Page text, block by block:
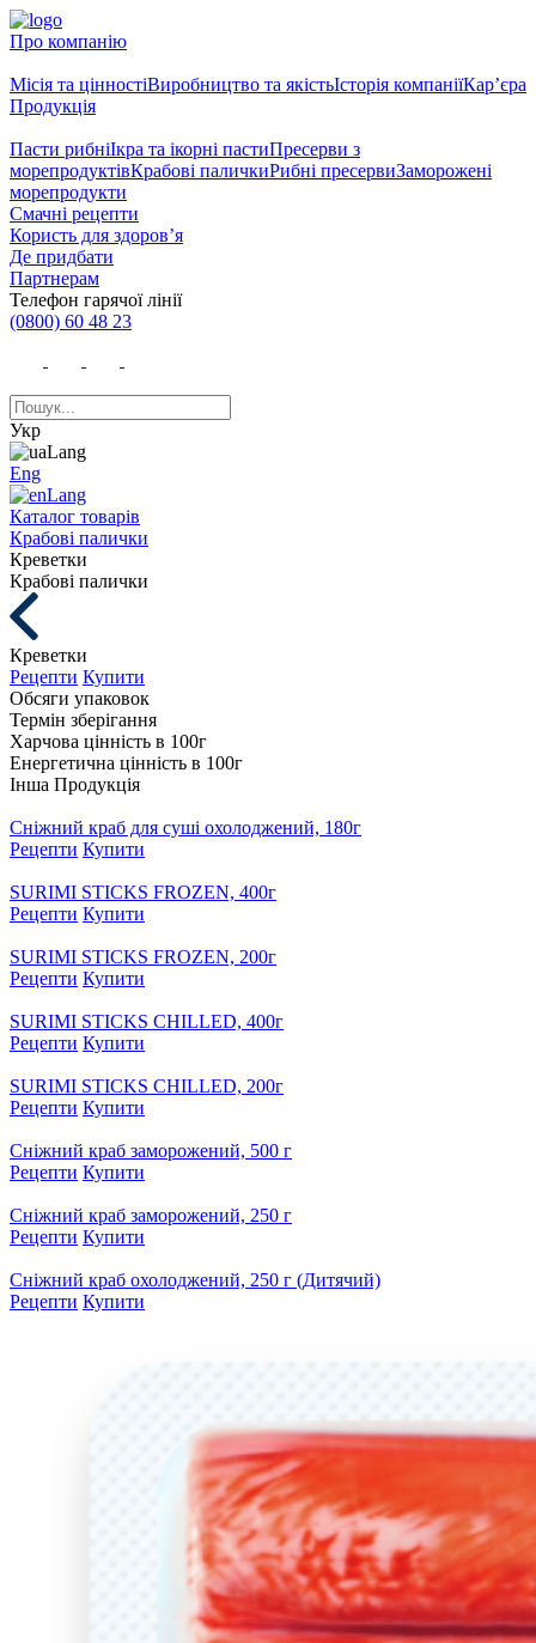
Про компанію
Місія та цінностіВиробництво та якістьІсторія компаніїКар’єра
Продукція
Пасти рибніІкра та ікорні пастиПресерви з
морепродуктівКрабові паличкиРибні пресервиЗаморожені
морепродукти
Смачні рецепти
Користь для здоров’я
Де придбати
Партнерам
Телефон гарячої лінії
(0800) 60 48 23
Укр
Eng
Каталог товарів
Крабові палички
Креветки
Крабові палички
Креветки
Рецепти Купити
Обсяги упаковок
Термін зберігання
Харчова цінність в 100г
Енергетична цінність в 100г
Інша Продукція
Сніжний краб для суші охолоджений, 180г
Рецепти Купити
SURIMI STICKS FROZEN, 400г
Рецепти Купити
SURIMI STICKS FROZEN, 200г
Рецепти Купити
SURIMI STICKS CHILLED, 400г
Рецепти Купити
SURIMI STICKS CHILLED, 200г
Рецепти Купити
Сніжний краб заморожений, 500 г
Рецепти Купити
Сніжний краб заморожений, 250 г
Рецепти Купити
Сніжний краб охолоджений, 250 г (Дитячий)
Рецепти Купити